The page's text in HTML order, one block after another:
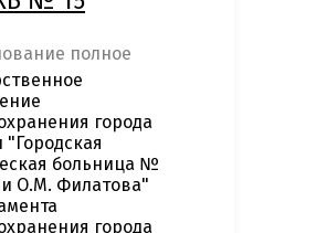
полное
города
больница №
О.М. Филатова"
города